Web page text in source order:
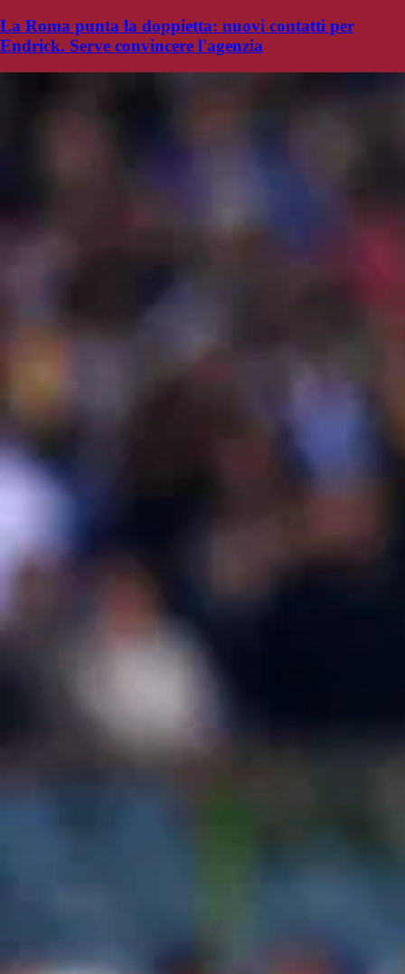
La Roma punta la doppietta: nuovi contatti per
Endrick. Serve convincere l'agenzia